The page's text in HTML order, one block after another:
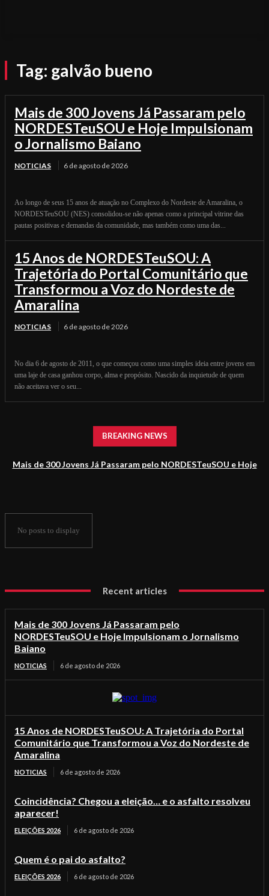
Tag: galvão bueno
Mais de 300 Jovens Já Passaram pelo
NORDESTeuSOU e Hoje Impulsionam
o Jornalismo Baiano
NOTICIAS 6 de agosto de 2026
Ao longo de seus 15 anos de atuação no Complexo do Nordeste de Amaralina, o
NORDESTeuSOU (NES) consolidou-se não apenas como a principal vitrine das
pautas positivas e demandas da comunidade, mas também como uma das...
15 Anos de NORDESTeuSOU: A
Trajetória do Portal Comunitário que
Transformou a Voz do Nordeste de
Amaralina
NOTICIAS 6 de agosto de 2026
No dia 6 de agosto de 2011, o que começou como uma simples ideia entre jovens em
uma laje de casa ganhou corpo, alma e propósito. Nascido da inquietude de quem
não aceitava ver o seu...
BREAKING NEWS
Mais de 300 Jovens Já Passaram pelo NORDESTeuSOU e Hoje
No posts to display
Recent articles
Mais de 300 Jovens Já Passaram pelo
NORDESTeuSOU e Hoje Impulsionam o Jornalismo
Baiano
NOTICIAS 6 de agosto de 2026
15 Anos de NORDESTeuSOU: A Trajetória do Portal
Comunitário que Transformou a Voz do Nordeste de
Amaralina
NOTICIAS 6 de agosto de 2026
Coincidência? Chegou a eleição… e o asfalto resolveu
aparecer!
ELEIÇÕES 2026 6 de agosto de 2026
Quem é o pai do asfalto?
ELEIÇÕES 2026 6 de agosto de 2026